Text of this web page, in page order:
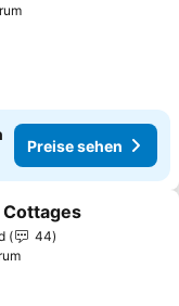
Preise sehen
hinzufügen
Cottages
44